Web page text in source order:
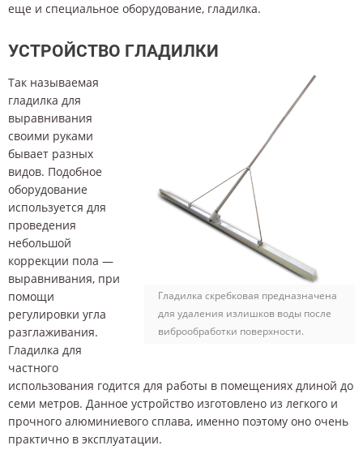
еще и специальное оборудование, гладилка.
УСТРОЙСТВО ГЛАДИЛКИ
Гладилка скребковая предназначена
для удаления излишков воды после
виброобработки поверхности.
Так называемая
гладилка для
выравнивания
своими руками
бывает разных
видов. Подобное
оборудование
используется для
проведения
небольшой
коррекции пола —
выравнивания, при
помощи
регулировки угла
разглаживания.
Гладилка для
частного
использования годится для работы в помещениях длиной до
семи метров. Данное устройство изготовлено из легкого и
прочного алюминиевого сплава, именно поэтому оно очень
практично в эксплуатации.